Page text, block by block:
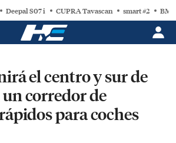
Deepal S07 i CUPRA Tavascan smart #2
el centro y sur de
corredor de
para coches